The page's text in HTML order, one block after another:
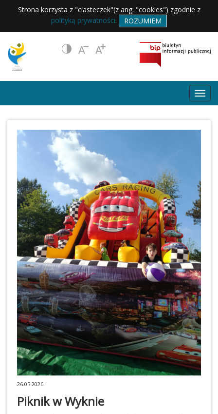
Strona korzysta z "ciasteczek"(z ang. "cookies") zgodnie z
polityką prywatności. ROZUMIEM
26.05.2026
Piknik w Wyknie